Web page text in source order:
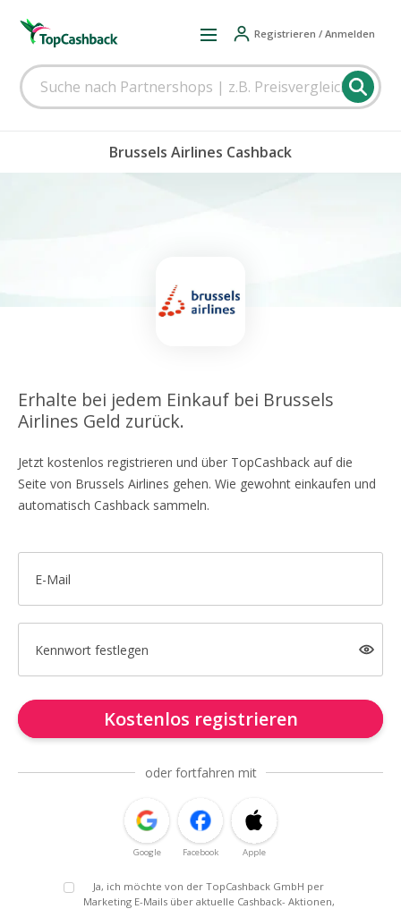
Registrieren / Anmelden
Brussels Airlines Cashback
Erhalte bei jedem Einkauf bei Brussels
Airlines Geld zurück.
Jetzt kostenlos registrieren und über TopCashback auf die
Seite von Brussels Airlines gehen. Wie gewohnt einkaufen und
automatisch Cashback sammeln.
E-Mail
Kennwort festlegen
Kostenlos registrieren
oder fortfahren mit
Google Facebook Apple
Ja, ich möchte von der TopCashback GmbH per
Marketing E-Mails über aktuelle Cashback- Aktionen,